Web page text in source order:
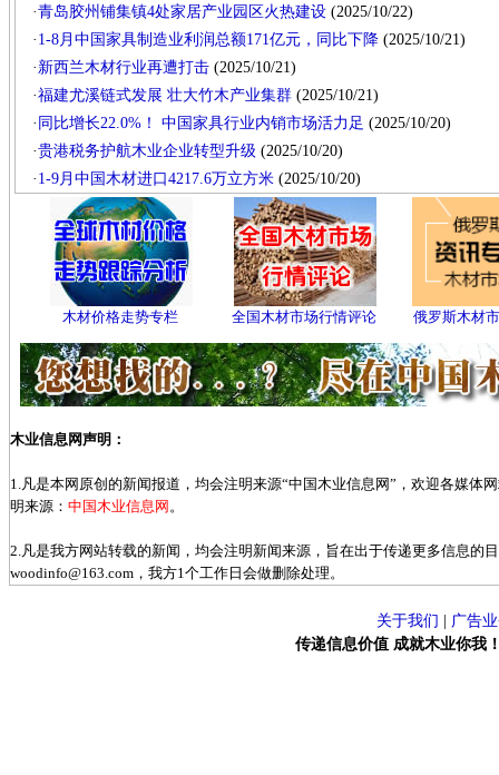
·青岛胶州铺集镇4处家居产业园区火热建设 (2025/10/22)
· 1-8月中国家具制造业利润总额171亿元，同比下降 (2025/10/21)
· 新西兰木材行业再遭打击 (2025/10/21)
·福建尤溪链式发展 壮大竹木产业集群 (2025/10/21)
· 同比增长22.0%！ 中国家具行业内销市场活力足 (2025/10/20)
·贵港税务护航木业企业转型升级 (2025/10/20)
· 1-9月中国木材进口4217.6万立方米 (2025/10/20)
木材价格走势专栏 全国木材市场行情评论 俄罗斯木材
木业信息网声明：
1.凡是本网原创的新闻报道，均会注明来源“中国木业信息网”，欢迎各媒体
明来源： 中国木业信息网 。
2.凡是我方网站转载的新闻，均会注明新闻来源，旨在出于传递更多信息的
woodinfo@163.com，我方1个工作日会做删除处理。
关于我们
广告
传递信息价值 成就木业你我